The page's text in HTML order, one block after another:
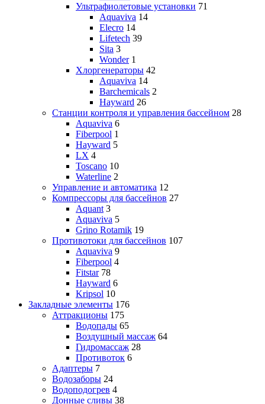
Ультрафиолетовые установки 71
Aquaviva 14
Elecro 14
Lifetech 39
Sita 3
Wonder 1
Хлоргенераторы 42
Aquaviva 14
Barchemicals 2
Hayward 26
Станции контроля и управления бассейном 28
Aquaviva 6
Fiberpool 1
Hayward 5
LX 4
Toscano 10
Waterline 2
Управление и автоматика 12
Компрессоры для бассейнов 27
Aquant 3
Aquaviva 5
Grino Rotamik 19
Противотоки для бассейнов 107
Aquaviva 9
Fiberpool 4
Fitstar 78
Hayward 6
Kripsol 10
Закладные элементы 176
Аттракционы 175
Водопады 65
Воздушный массаж 64
Гидромассаж 28
Противоток 6
Адаптеры 7
Водозаборы 24
Водоподогрев 4
Донные сливы 38